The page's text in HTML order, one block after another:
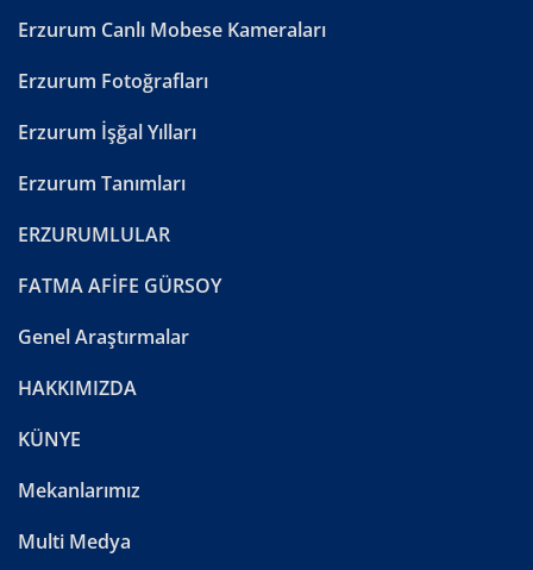
Erzurum Canlı Mobese Kameraları
Erzurum Fotoğrafları
Erzurum İşğal Yılları
Erzurum Tanımları
ERZURUMLULAR
FATMA AFİFE GÜRSOY
Genel Araştırmalar
HAKKIMIZDA
KÜNYE
Mekanlarımız
Multi Medya